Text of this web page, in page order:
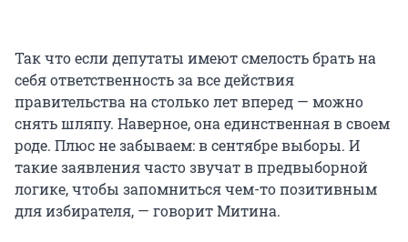
Так что если депутаты имеют смелость брать на
себя ответственность за все действия
правительства на столько лет вперед — можно
снять шляпу. Наверное, она единственная в своем
роде. Плюс не забываем: в сентябре выборы. И
такие заявления часто звучат в предвыборной
логике, чтобы запомниться чем-то позитивным
для избирателя, — говорит Митина.